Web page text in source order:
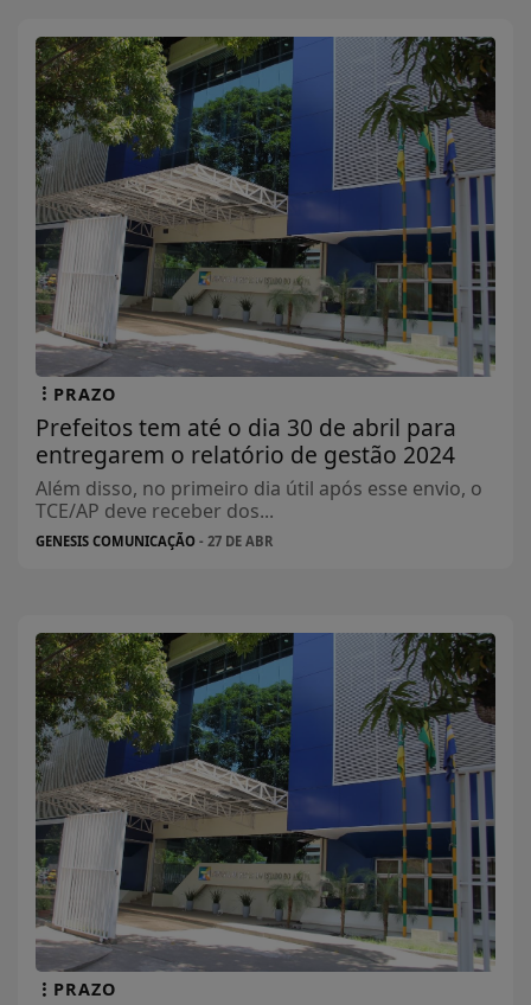
PRAZO
Prefeitos tem até o dia 30 de abril para
entregarem o relatório de gestão 2024
Além disso, no primeiro dia útil após esse envio, o
TCE/AP deve receber dos...
GENESIS COMUNICAÇÃO - 27 DE ABR
PRAZO